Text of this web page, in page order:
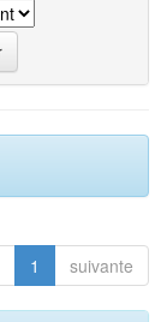
1 suivante